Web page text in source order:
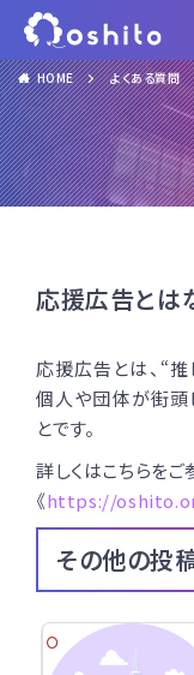
HOME よくある質問
応援広告とは
応援広告とは、“推
個人や団体が街頭
とです。
詳しくはこちらをご
《https://
その他の投